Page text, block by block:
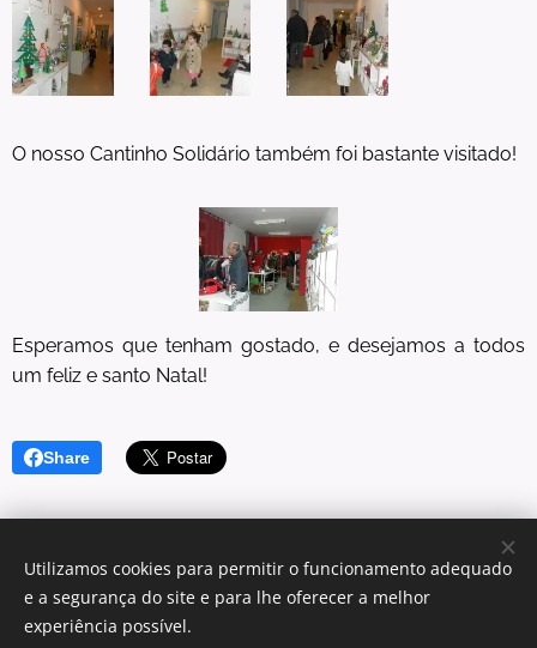
O nosso Cantinho Solidário também foi bastante visitado!
Esperamos que tenham gostado, e desejamos a todos
um feliz e santo Natal!
Share
Utilizamos cookies para permitir o funcionamento adequado
e a segurança do site e para lhe oferecer a melhor
experiência possível.